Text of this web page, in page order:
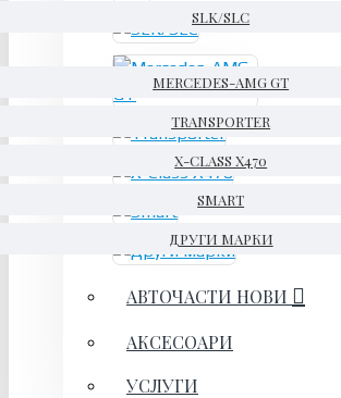
SLK/SLC
MERCEDES-AMG GT
TRANSPORTER
X-CLASS X470
SMART
ДРУГИ МАРКИ
АВТОЧАСТИ НОВИ
АКСЕСОАРИ
УСЛУГИ